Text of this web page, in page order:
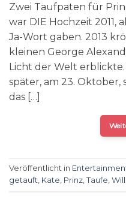
Zwei Taufpaten für
war DIE Hochzeit 2011,
Ja-Wort gaben. 2013
kleinen George
Licht der Welt
später, am 23. Oktober,
das […]
Veröffentlicht in
getauft Kate Prinz Taufe